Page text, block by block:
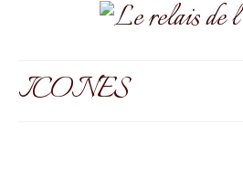
ICONES